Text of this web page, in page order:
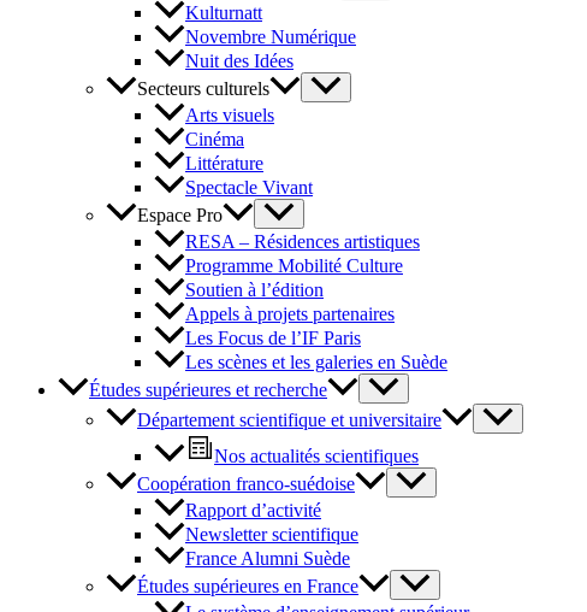
Kulturnatt
Novembre Numérique
Nuit des Idées
Secteurs culturels
Arts visuels
Cinéma
Littérature
Spectacle Vivant
Espace Pro
RESA – Résidences artistiques
Programme Mobilité Culture
Soutien à l’édition
Appels à projets partenaires
Les Focus de l’IF Paris
Les scènes et les galeries en Suède
Études supérieures et recherche
Département scientifique et universitaire
Nos actualités scientifiques
Coopération franco-suédoise
Rapport d’activité
Newsletter scientifique
France Alumni Suède
Études supérieures en France